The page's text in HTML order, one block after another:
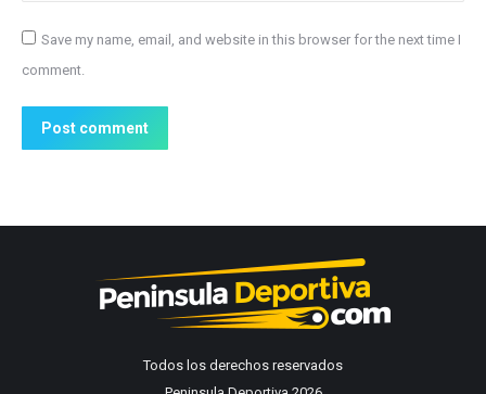
Save my name, email, and website in this browser for the next time I
comment.
Post comment
Todos los derechos reservados